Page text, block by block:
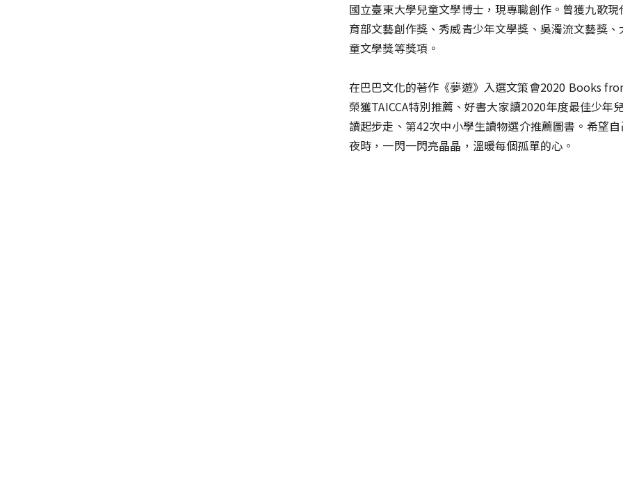
國立臺東大學兒童文學博士，現專職創作。曾獲九歌
育部文藝創作獎、秀威青少年文學獎、吳濁流文藝獎
童文學獎等獎項。
在巴巴文化的著作《夢遊》入選文策會2020 Books
榮獲TAICCA特別推薦、好書大家讀2020年度最佳少
讀起步走、第42次中小學生讀物選介推薦圖書。希望
夜時，一閃一閃亮晶晶，溫暖每個孤單的心。